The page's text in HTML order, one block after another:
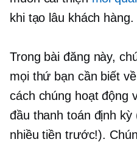
khi tạo lâu khách hàng.
Trong bài đăng này,
mọi thứ bạn cần biết
cách chúng hoạt động
đầu thanh toán định
nhiều tiền trước!).